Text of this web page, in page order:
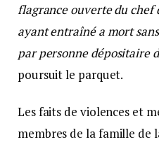
flagrance ouverte du chef
ayant entraîné a mort
par personne dépositaire
poursuit le parquet.
Les faits de violences et
membres de la famille